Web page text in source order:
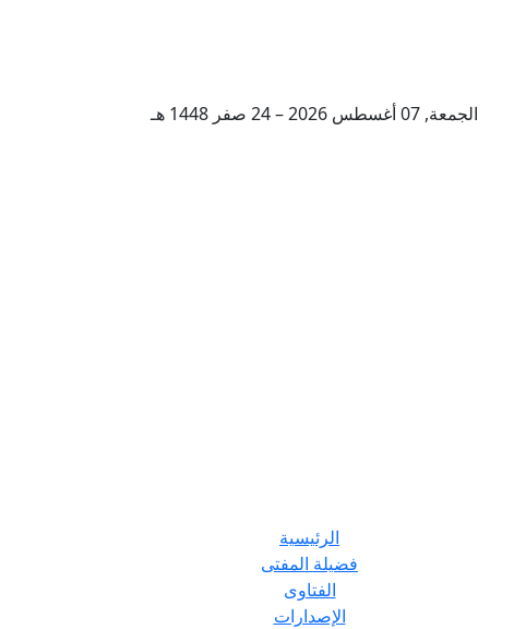
الجمعة, 07 أغسطس 2026 – 24 صفر 1448 هـ
الرئيسية
فضيلة المفتى
الفتاوى
الإصدارات